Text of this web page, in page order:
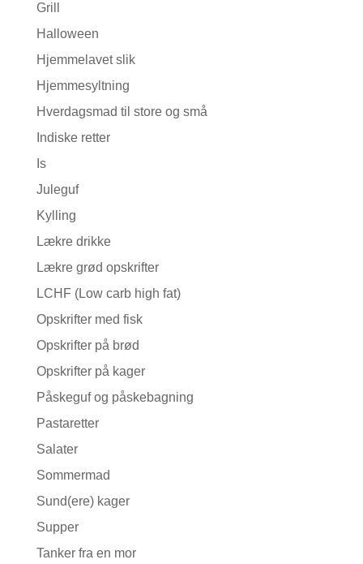
Grill
Halloween
Hjemmelavet slik
Hjemmesyltning
Hverdagsmad til store og små
Indiske retter
Is
Juleguf
Kylling
Lækre drikke
Lækre grød opskrifter
LCHF (Low carb high fat)
Opskrifter med fisk
Opskrifter på brød
Opskrifter på kager
Påskeguf og påskebagning
Pastaretter
Salater
Sommermad
Sund(ere) kager
Supper
Tanker fra en mor